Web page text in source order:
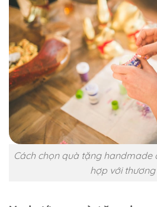
Cách chọn quà tặng handmade
hợp với thương